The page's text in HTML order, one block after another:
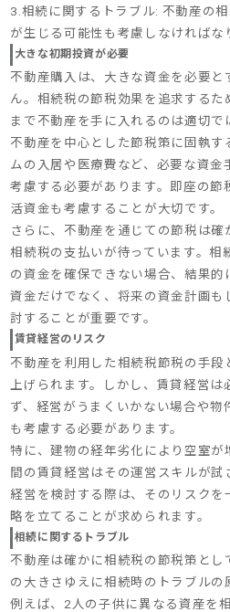
3.相続に関するトラブル: 不動産の
が生じる可能性も考慮しなければな
大きな初期投資が必要
不動産購入は、大きな資金を必要
ん。相続税の節税効果を追求するた
まで不動産を手に入れるのは適切で
不動産を中心とした節税策に固執す
ムの入居や医療費など、必要な資金
考慮する必要があります。即座の節
活資金も考慮することが大切です。
さらに、不動産を通じての節税は
相続税の支払いが待っています。相
の資金を確保できない場合、結果的
資金だけでなく、将来の資金計画
討することが重要です。
賃貸経営のリスク
不動産を利用した相続税節税の手段
上げられます。しかし、賃貸経営
ず、経営がうまくいかない場合や物
も考慮する必要があります。
特に、建物の経年劣化により空室が
間の賃貸経営はその運営スキルが試
経営を検討する際は、そのリスク
略を立てることが求められます。
相続に関するトラブル
不動産は確かに相続税の節税策と
の大きさゆえに相続時のトラブルの
例えば、2人の子供に異なる資産を